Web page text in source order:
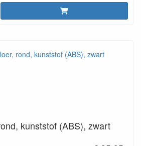
kunststof (ABS), zwart